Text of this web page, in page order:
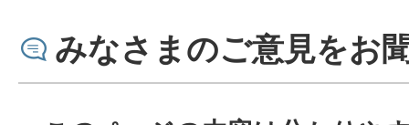
みなさまのご意見をお